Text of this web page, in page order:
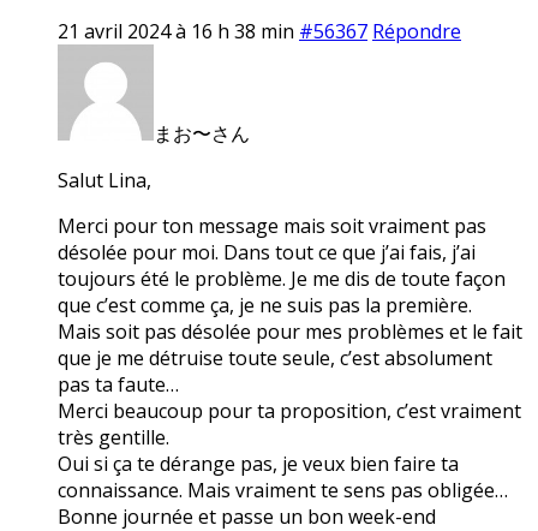
21 avril 2024 à 16 h 38 min #56367 Répondre
まお〜さん
Salut Lina,
Merci pour ton message mais soit vraiment pas
désolée pour moi. Dans tout ce que j’ai fais, j’ai
toujours été le problème. Je me dis de toute façon
que c’est comme ça, je ne suis pas la première.
Mais soit pas désolée pour mes problèmes et le fait
que je me détruise toute seule, c’est absolument
pas ta faute…
Merci beaucoup pour ta proposition, c’est vraiment
très gentille.
Oui si ça te dérange pas, je veux bien faire ta
connaissance. Mais vraiment te sens pas obligée…
Bonne journée et passe un bon week-end